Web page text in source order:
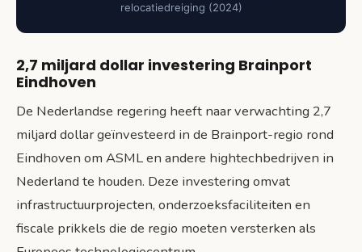
relocatiedreiging (2024)
2,7 miljard dollar investering Brainport
Eindhoven
De Nederlandse regering heeft naar verwachting 2,7
miljard dollar geïnvesteerd in de Brainport-regio rond
Eindhoven om ASML en andere hightechbedrijven in
Nederland te houden. Deze investering omvat
infrastructuurprojecten, onderzoeksfaciliteiten en
fiscale prikkels die de regio moeten versterken als